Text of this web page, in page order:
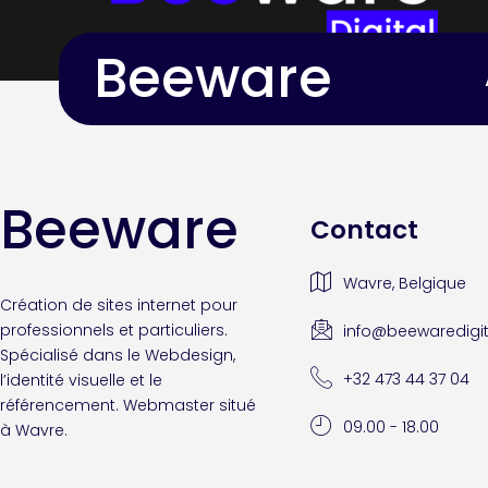
Beeware
Beeware
Création de sites internet pour
professionnels et particuliers.
Spécialisé dans le Webdesign,
l’identité visuelle et le
référencement. Webmaster situé
à Wavre.
Contact
Wavre, Belgique
+32 473 44 37 04
09.00 - 18.00